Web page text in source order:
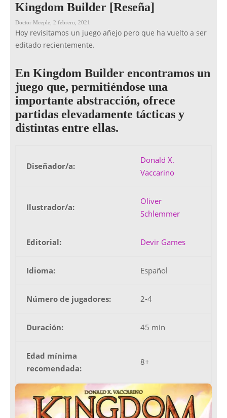
Kingdom Builder [Reseña]
Doctor Meeple 2 febrero, 2021
Hoy revisitamos un juego añejo pero que ha vuelto a ser
editado recientemente.
En Kingdom Builder encontramos un
juego que, permitiéndose una
importante abstracción, ofrece
partidas elevadamente tácticas y
distintas entre ellas.
Diseñador/a:
Donald X.
Vaccarino
Ilustrador/a:
Oliver
Schlemmer
Editorial: Devir Games
Idioma: Español
Número de jugadores: 2-4
Duración: 45 min
Edad mínima
recomendada:
8+